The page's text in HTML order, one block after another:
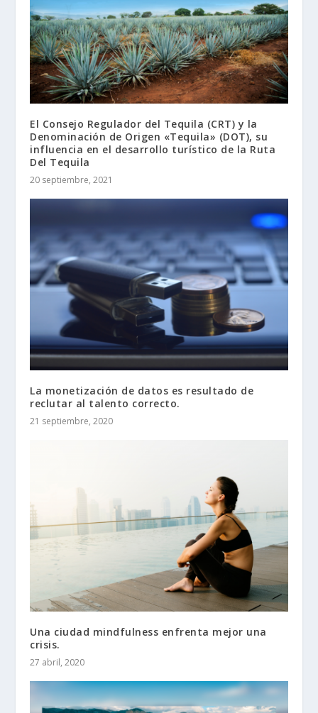
El Consejo Regulador del Tequila (CRT) y la
Denominación de Origen «Tequila» (DOT), su
influencia en el desarrollo turístico de la Ruta
Del Tequila
20 septiembre, 2021
La monetización de datos es resultado de
reclutar al talento correcto.
21 septiembre, 2020
Una ciudad mindfulness enfrenta mejor una
crisis.
27 abril, 2020